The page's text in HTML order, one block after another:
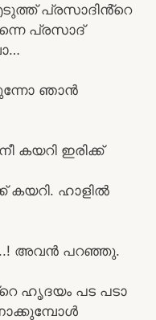
പ്രസാദിൻ്റെ
പ്രസാദ്
ഞാൻ
കയറി ഇരിക്ക്
കയറി. ഹാളിൽ
അവൻ പറഞ്ഞു.
ഹൃദയം പട പടാ